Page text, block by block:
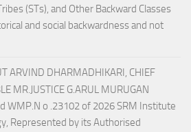
(STs), and Other Backward Classes
and social backwardness and not
ARVIND DHARMADHIKARI, CHIEF
MR.JUSTICE G.ARUL MURUGAN
WMP.N o .23102 of 2026 SRM Institute
Represented by its Authorised